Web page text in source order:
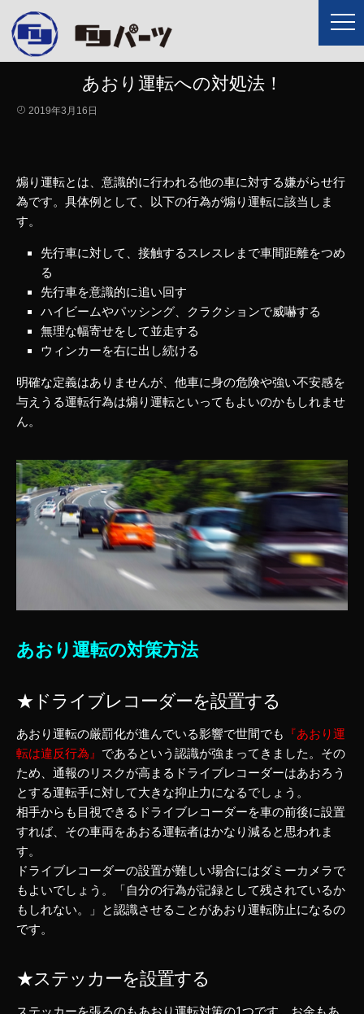
あおり運転への対処法！
2019年3月16日
煽り運転とは、意識的に行われる他の車に対する嫌がらせ行
為です。具体例として、以下の行為が煽り運転に該当しま
す。
先行車に対して、接触するスレスレまで車間距離をつめ
る
先行車を意識的に追い回す
ハイビームやパッシング、クラクションで威嚇する
無理な幅寄せをして並走する
ウィンカーを右に出し続ける
明確な定義はありませんが、他車に身の危険や強い不安感を
与えうる運転行為は煽り運転といってもよいのかもしれませ
ん。
あおり運転の対策方法
★ドライブレコーダーを設置する
あおり運転の厳罰化が進んでいる影響で世間でも
『あおり運
転は違反行為』 であるという認識が強まってきました。その
ため、通報のリスクが高まるドライブレコーダーはあおろう
とする運転手に対して大きな抑止力になるでしょう。
相手からも目視できるドライブレコーダーを車の前後に設置
すれば、その車両をあおる運転者はかなり減ると思われま
す。
ドライブレコーダーの設置が難しい場合にはダミーカメラで
もよいでしょう。「自分の行為が記録として残されているか
もしれない。」と認識させることがあおり運転防止になるの
です。
★ステッカーを設置する
ステッカーを張るのもあおり運転対策の1つです。お金もあ